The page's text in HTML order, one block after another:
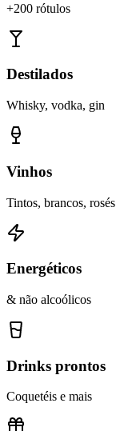
+200 rótulos
Destilados
Whisky, vodka, gin
Vinhos
Tintos, brancos, rosés
Energéticos
& não alcoólicos
Drinks prontos
Coquetéis e mais